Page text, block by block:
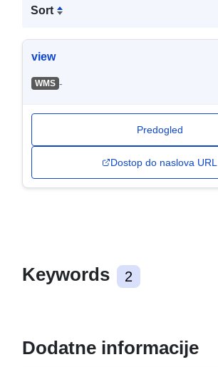
Sort
view
WMS -
Predogled
Dostop do naslova URL
Keywords 2
Dodatne informacije